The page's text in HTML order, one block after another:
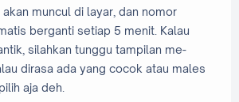
muncul di layar, dan nomor
berganti setiap 5 menit. Kalau
silahkan tunggu tampilan me-
dirasa ada yang cocok atau males
aja deh.